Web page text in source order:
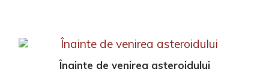
Înainte de venirea asteroidului